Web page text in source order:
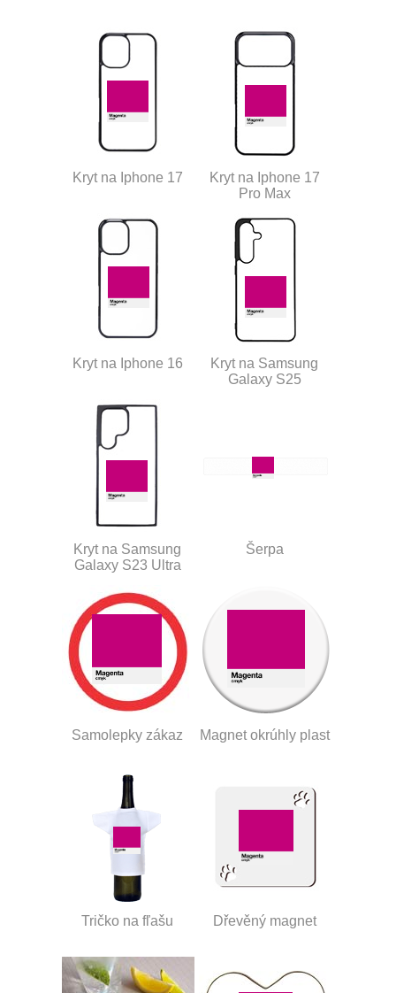
Kryt na Iphone 17
Kryt na Iphone 17
Pro Max
Kryt na Iphone 16
Kryt na Samsung
Galaxy S25
Kryt na Samsung
Galaxy S23 Ultra
Šerpa
Samolepky zákaz Magnet okrúhly plast
Tričko na fľašu Dřevěný magnet